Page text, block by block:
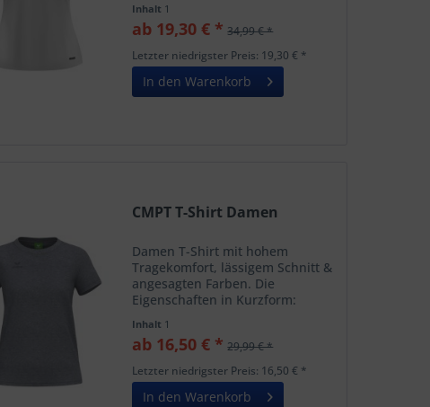
Shirt einen sportlichen und
dynamischen Look, der auf dem
Platz genauso überzeugt wie in...
Inhalt 1
ab 19,30 € * 34,99 € *
Letzter niedrigster Preis: 19,30 € *
In den Warenkorb
CMPT T-Shirt Damen
Damen T-Shirt mit hohem
Tragekomfort, lässigem Schnitt &
angesagten Farben. Die
Eigenschaften in Kurzform:
weiches Tragegefühl durch
Carbon-Finish Lässiger Schnitt
Gerippter Rundhalsausschnitt
Gedrucktes...
Inhalt 1
ab 16,50 € * 29,99 € *
Letzter niedrigster Preis: 16,50 € *
In den Warenkorb